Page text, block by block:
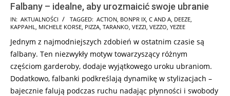
Falbany – idealne, aby urozmaicić swoje ubranie
2025-
06-
19
IN: AKTUALNOŚCI TAGGED: ACTION BONPR IX C AND A DEEZE
KAPPAHL
MICHELE KORSE PIZZA TARANKO VEZZI VEZZO YEZEE
Jednym z najmodniejszych zdobień w ostatnim czasie są
falbany. Ten niezwykły motyw towarzyszący różnym
częściom garderoby, dodaje wyjątkowego uroku ubraniom.
Dodatkowo, falbanki podkreślają dynamikę w stylizacjach –
bajecznie falują podczas ruchu nadając płynności i swobody